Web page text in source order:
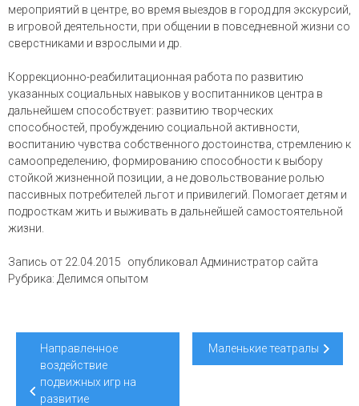
мероприятий в центре, во время выездов в город для экскурсий,
в игровой деятельности, при общении в повседневной жизни со
сверстниками и взрослыми и др.
Коррекционно-реабилитационная работа по развитию
указанных социальных навыков у воспитанников центра в
дальнейшем способствует: развитию творческих
способностей, пробуждению социальной активности,
воспитанию чувства собственного достоинства, стремлению к
самоопределению, формированию способности к выбору
стойкой жизненной позиции, а не довольствование ролью
пассивных потребителей льгот и привилегий. Помогает детям и
подросткам жить и выживать в дальнейшей самостоятельной
жизни.
Запись от 22.04.2015 опубликовал Администратор сайта
Рубрика: Делимся опытом
Навигация
записям
Направленное
воздействие
подвижных игр на
развитие
Маленькие театралы